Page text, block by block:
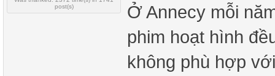
post(s)
Ở Annecy mỗi
phim hoạt hình
không phù hợp